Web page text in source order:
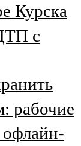
Курска
с
рабочие